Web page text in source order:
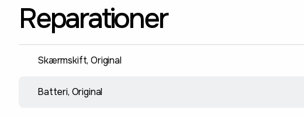
Reparationer
Skærmskift, Original
Batteri, Original